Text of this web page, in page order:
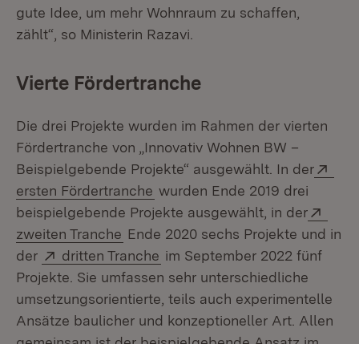
gute Idee, um mehr Wohnraum zu schaffen,
zählt“, so Ministerin Razavi.
Vierte Fördertranche
Die drei Projekte wurden im Rahmen der vierten
Fördertranche von „Innovativ Wohnen BW –
Beispielgebende Projekte“ ausgewählt. In der
ersten Fördertranche (Öffnet in neuem Fenster)
wurden Ende 2019 drei
beispielgebende Projekte ausgewählt, in der
zweiten Tranche (Öffnet in neuem Fenster)
Ende 2020 sechs Projekte und in
der
Extern:
dritten Tranche (Öffnet in neuem Fenster)
im September 2022 fünf
Projekte. Sie umfassen sehr unterschiedliche
umsetzungsorientierte, teils auch experimentelle
Ansätze baulicher und konzeptioneller Art. Allen